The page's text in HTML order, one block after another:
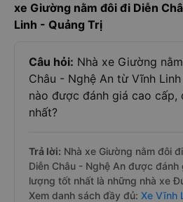
xe Giường nằm đôi đi Diễn
Linh - Quảng Trị
Câu hỏi: Nhà xe Giường
Châu - Nghệ An từ Vĩnh
nào được đánh giá cao
nhất?
Trả lời: Nhà xe Giường nằm đôi
Diễn Châu - Nghệ An được
lượng tốt nhất là những nhà xe
Xem danh sách đầy đủ: Xe Vĩnh